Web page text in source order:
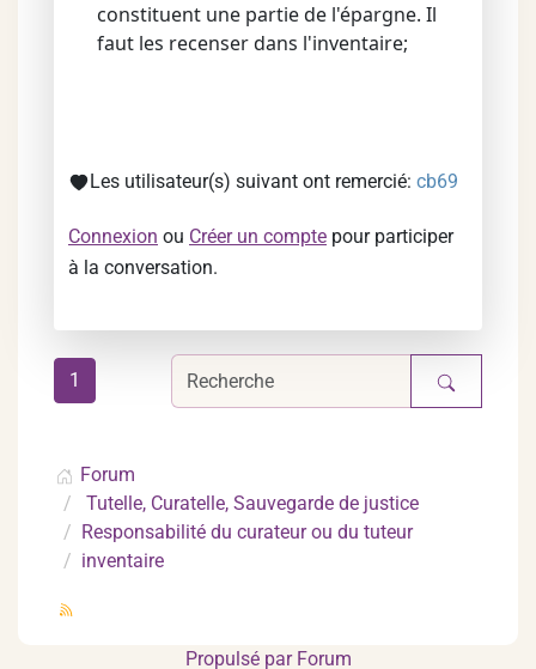
constituent une partie de l'épargne. Il
faut les recenser dans l'inventaire;
Les utilisateur(s) suivant ont remercié: cb69
Connexion ou Créer un compte pour participer
à la conversation.
1
Forum
Tutelle, Curatelle, Sauvegarde de justice
Responsabilité du curateur ou du tuteur
inventaire
Propulsé par Forum